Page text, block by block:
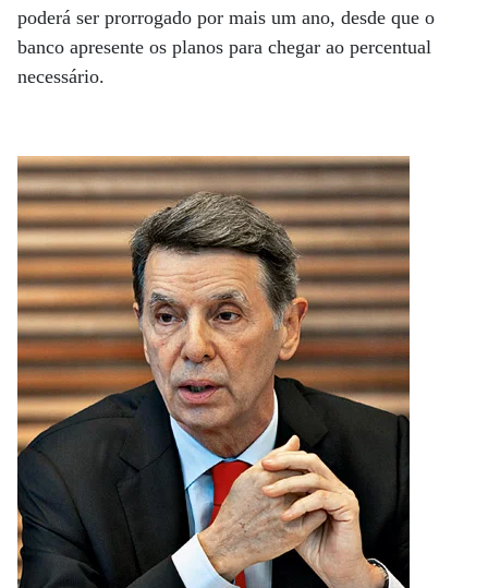
poderá ser prorrogado por mais um ano, desde que o
banco apresente os planos para chegar ao percentual
necessário.